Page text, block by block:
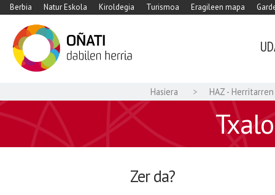
Berbia Natur Eskola Kiroldegia Turismoa Eragileen mapa
Hasiera HAZ -
Zer da?